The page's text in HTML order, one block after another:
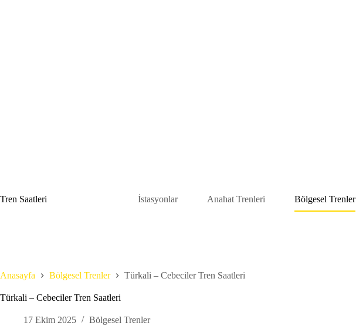
Tren Saatleri
İstasyonlar Anahat Trenleri Bölgesel Trenler
Anasayfa Bölgesel Trenler Türkali – Cebeciler Tren Saatleri
Türkali – Cebeciler Tren Saatleri
17 Ekim 2025 Bölgesel Trenler